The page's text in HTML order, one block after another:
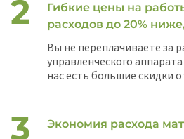
Гибкие цены на
расходов до 20%
Вы не переплачиваете за
управленческого
нас есть большие скидки
Экономия расхода